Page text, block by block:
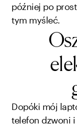
później po
tym myśleć.
Dopóki mój
telefon dzwoni